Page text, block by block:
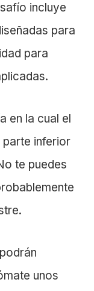
incluye
para
para
en la cual el
parte inferior
te puedes
unos